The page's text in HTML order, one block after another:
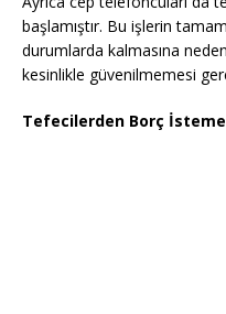
başlamıştır. Bu işlerin
durumlarda kalmasına
kesinlikle güvenilmemesi
Tefecilerden Borç